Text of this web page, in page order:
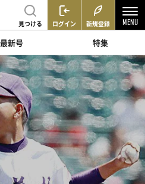
見つける ログイン 新規登録
最新号 特集